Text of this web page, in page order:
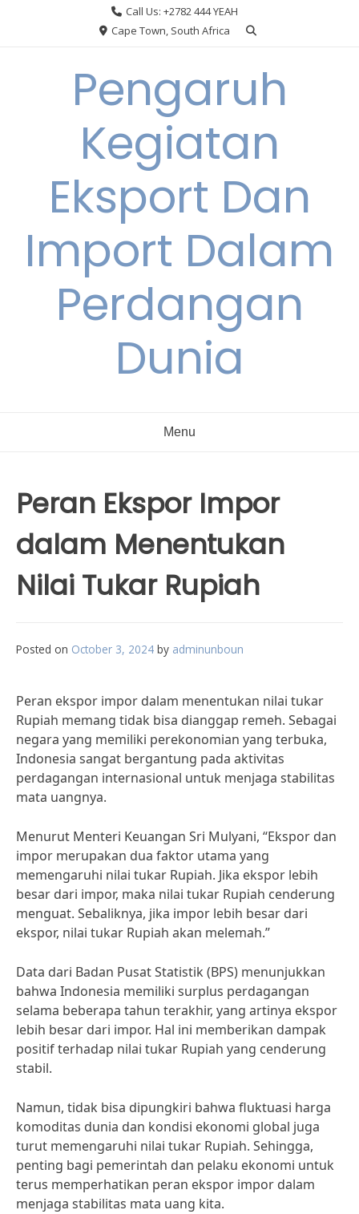
Call Us: +2782 444 YEAH
Cape Town, South Africa
Pengaruh
Kegiatan
Eksport Dan
Import Dalam
Perdangan
Dunia
Menu
Peran Ekspor Impor
dalam Menentukan
Nilai Tukar Rupiah
Posted on October 3, 2024 by adminunboun
Peran ekspor impor dalam menentukan nilai tukar
Rupiah memang tidak bisa dianggap remeh. Sebagai
negara yang memiliki perekonomian yang terbuka,
Indonesia sangat bergantung pada aktivitas
perdagangan internasional untuk menjaga stabilitas
mata uangnya.
Menurut Menteri Keuangan Sri Mulyani, “Ekspor dan
impor merupakan dua faktor utama yang
memengaruhi nilai tukar Rupiah. Jika ekspor lebih
besar dari impor, maka nilai tukar Rupiah cenderung
menguat. Sebaliknya, jika impor lebih besar dari
ekspor, nilai tukar Rupiah akan melemah.”
Data dari Badan Pusat Statistik (BPS) menunjukkan
bahwa Indonesia memiliki surplus perdagangan
selama beberapa tahun terakhir, yang artinya ekspor
lebih besar dari impor. Hal ini memberikan dampak
positif terhadap nilai tukar Rupiah yang cenderung
stabil.
Namun, tidak bisa dipungkiri bahwa fluktuasi harga
komoditas dunia dan kondisi ekonomi global juga
turut memengaruhi nilai tukar Rupiah. Sehingga,
penting bagi pemerintah dan pelaku ekonomi untuk
terus memperhatikan peran ekspor impor dalam
menjaga stabilitas mata uang kita.